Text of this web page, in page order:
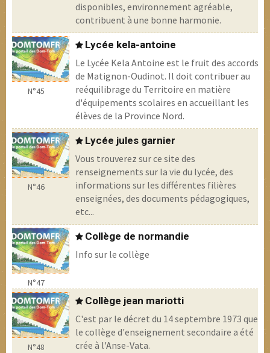
disponibles, environnement agréable,
contribuent à une bonne harmonie.
N°45
Lycée kela-antoine
Le Lycée Kela Antoine est le fruit des accords
de Matignon-Oudinot. Il doit contribuer au
reéquilibrage du Territoire en matière
d'équipements scolaires en accueillant les
élèves de la Province Nord.
N°46
Lycée jules garnier
Vous trouverez sur ce site des
renseignements sur la vie du lycée, des
informations sur les différentes filières
enseignées, des documents pédagogiques,
etc...
N°47
Collège de normandie
Info sur le collège
N°48
Collège jean mariotti
C'est par le décret du 14 septembre 1973 que
le collège d'enseignement secondaire a été
crée à l'Anse-Vata.